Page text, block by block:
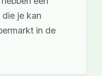
je kan
in de